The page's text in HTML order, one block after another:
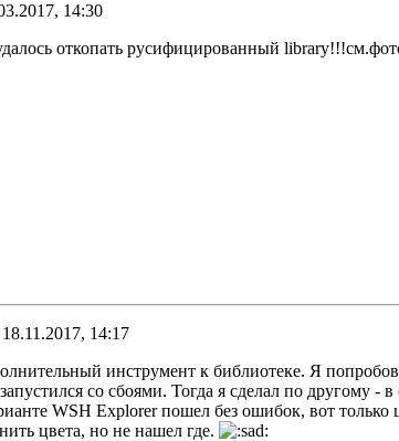
14:30
откопать русифицированный
18.11.2017, 14:17
инструмент к библиотеке. Я
со сбоями. Тогда я сделал по другому
WSH Explorer пошел без ошибок, вот
цвета, но не нашел где.